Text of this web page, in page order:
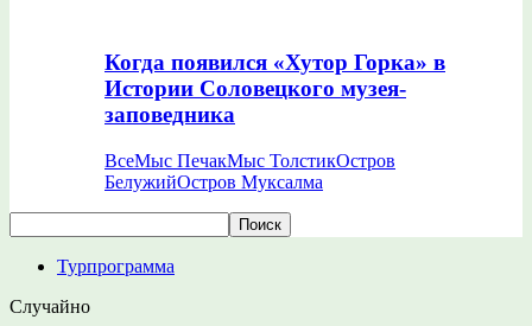
Когда появился «Хутор Горка» в
Истории Соловецкого музея-
заповедника
ВсеМыс ПечакМыс ТолстикОстров
БелужийОстров Муксалма
Турпрограмма
Случайно